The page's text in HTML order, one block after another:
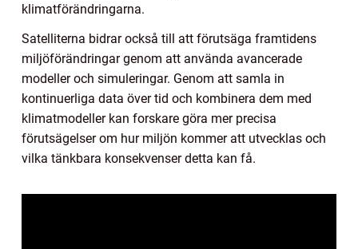
klimatförändringarna.
Satelliterna bidrar också till att förutsäga framtidens
miljöförändringar genom att använda avancerade
modeller och simuleringar. Genom att samla in
kontinuerliga data över tid och kombinera dem med
klimatmodeller kan forskare göra mer precisa
förutsägelser om hur miljön kommer att utvecklas och
vilka tänkbara konsekvenser detta kan få.